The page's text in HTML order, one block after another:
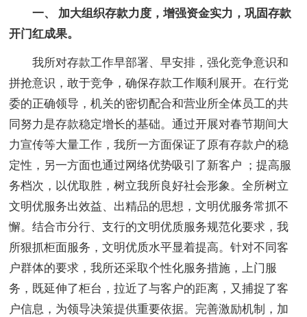
一、 加大组织存款力度，增强资金实力，巩固存款
开门红成果。
我所对存款工作早部署、早安排，强化竞争意识和
拼抢意识，敢于竞争，确保存款工作顺利展开。在行党
委的正确领导，机关的密切配合和营业所全体员工的共
同努力是存款稳定增长的基础。通过开展对春节期间大
力宣传等大量工作，我所一方面保证了原有存款户的稳
定性，另一方面也通过网络优势吸引了新客户 ；提高服
务档次，以优取胜，树立我所良好社会形象。全所树立
文明优服务出效益、出精品的思想，文明优服务常抓不
懈。结合市分行、支行的文明优质服务规范化要求，我
所狠抓柜面服务，文明优质水平显着提高。针对不同客
户群体的要求，我所还采取个性化服务措施，上门服
务，既延伸了柜台，拉近了与客户的距离，又捕捉了客
户信息，为领导决策提供重要依据。完善激励机制，加